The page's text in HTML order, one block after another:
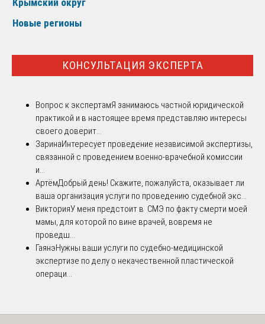
Новые регионы
КОНСУЛЬТАЦИЯ ЭКСПЕРТА
Вопрос к экспертамЯ занимаюсь частной юридической
практикой и в настоящее время представляю интересы
своего доверит...
ЗаринаИнтересует проведение независимой экспертизы,
связанной с проведением военно-врачебной комиссии
и...
АртёмДобрый день! Скажите, пожалуйста, оказывает ли
ваша организация услуги по проведению судебной экс...
ВикторияУ меня предстоит в СМЭ по факту смерти моей
мамы, для которой по вине врачей, вовремя не
проведш...
ГаянэНужны ваши услуги по судебно-медицинской
экспертизе по делу о некачественной пластической
операци...